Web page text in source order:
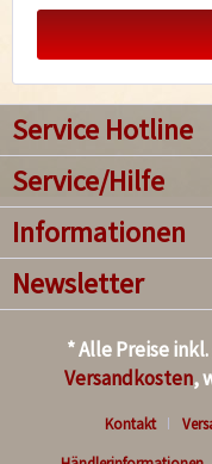
Service Hotline
Service/Hilfe
Informationen
Newsletter
* Alle Preise
Versandkosten,
Kontakt